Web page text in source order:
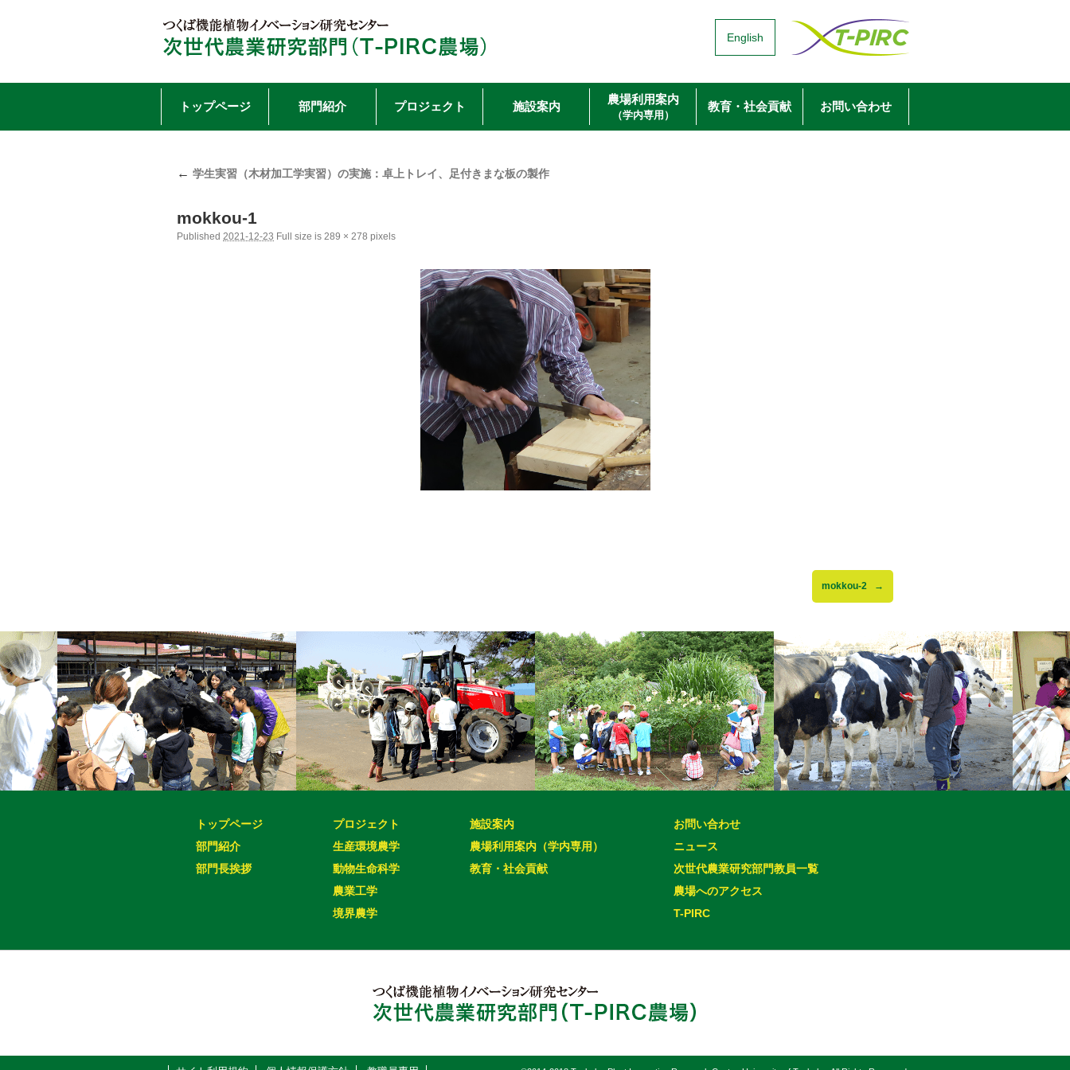
English
Skip
content
トップページ 部門紹介 プロジェクト 施設案内
農場利用案内
（学内専用）
教育・社会貢献 お問い合わせ
← 学生実習（木材加工学実習）の実施：卓上トレイ、足付きまな板の製作
mokkou-1
Published 2021-12-23 Full size is 289 × 278 pixels
mokkou-2
トップページ
部門紹介
部門長挨拶
プロジェクト
生産環境農学
動物生命科学
農業工学
境界農学
施設案内
農場利用案内（学内専用）
教育・社会貢献
お問い合わせ
ニュース
次世代農業研究部門教員一覧
農場へのアクセス
T-PIRC